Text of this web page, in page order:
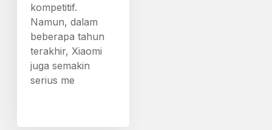
kompetitif.
Namun, dalam
beberapa tahun
terakhir, Xiaomi
juga semakin
serius me